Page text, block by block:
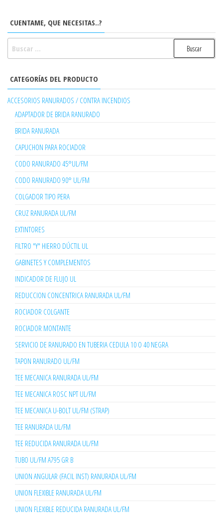
CUENTAME, QUE NECESITAS..?
CATEGORÍAS DEL PRODUCTO
ACCESORIOS RANURADOS / CONTRA INCENDIOS
ADAPTADOR DE BRIDA RANURADO
BRIDA RANURADA
CAPUCHON PARA ROCIADOR
CODO RANURADO 45°UL/FM
CODO RANURADO 90° UL/FM
COLGADOR TIPO PERA
CRUZ RANURADA UL/FM
EXTINTORES
FILTRO "Y" HIERRO DÚCTIL UL
GABINETES Y COMPLEMENTOS
INDICADOR DE FLUJO UL
REDUCCION CONCENTRICA RANURADA UL/FM
ROCIADOR COLGANTE
ROCIADOR MONTANTE
SERVICIO DE RANURADO EN TUBERIA CEDULA 10 O 40 NEGRA
TAPON RANURADO UL/FM
TEE MECANICA RANURADA UL/FM
TEE MECANICA ROSC NPT UL/FM
TEE MECANICA U-BOLT UL/FM (STRAP)
TEE RANURADA UL/FM
TEE REDUCIDA RANURADA UL/FM
TUBO UL/FM A795 GR B
UNION ANGULAR (FACIL INST) RANURADA UL/FM
UNION FLEXIBLE RANURADA UL/FM
UNION FLEXIBLE REDUCIDA RANURADA UL/FM